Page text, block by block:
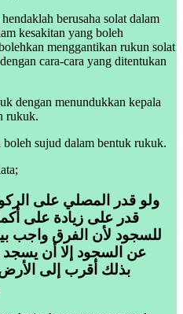
berusaha solat dalam
kesakitan yang boleh
menggantikan rukun solat
cara-cara yang ditentukan
dengan menundukkan kepala
rukuk.
sujud dalam bentuk rukuk.
ولو قدر المصلي على
قدر على زيادة على
للسجود لأن الفرق واجب
عن السجود إلا أن
بذلك أقرب إلى